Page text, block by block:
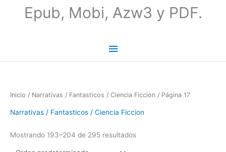
Epub, Mobi, Azw3 y PDF.
Inicio / Narrativas / Fantasticos / Ciencia Ficcion / Página 17
Narrativas / Fantasticos / Ciencia Ficcion
Mostrando 193–204 de 295 resultados